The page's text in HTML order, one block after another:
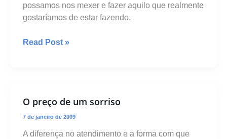
possamos nos mexer e fazer aquilo que realmente
gostaríamos de estar fazendo.
Faça
Read Post »
O preço de um sorriso
7 de janeiro de 2009
A diferença no atendimento e a forma com que